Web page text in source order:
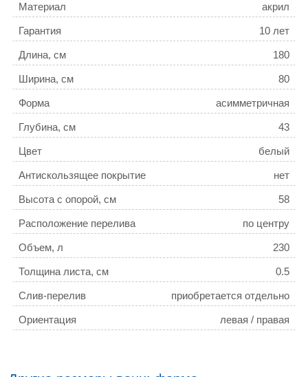
Материал акрил
Гарантия 10 лет
Длина, см 180
Ширина, см 80
Форма асимметричная
Глубина, см 43
Цвет белый
Антискользящее покрытие нет
Высота с опорой, см 58
Расположение перелива по центру
Объем, л 230
Толщина листа, см 0.5
Слив-перелив приобретается отдельно
Ориентация левая / правая